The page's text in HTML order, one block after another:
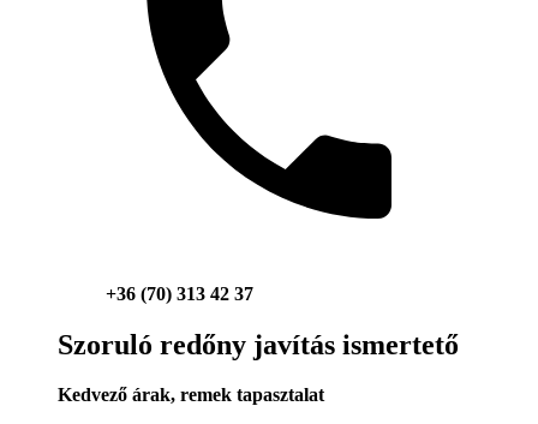
+36 (70) 313 42 37
Szoruló redőny javítás ismertető
Kedvező árak, remek tapasztalat